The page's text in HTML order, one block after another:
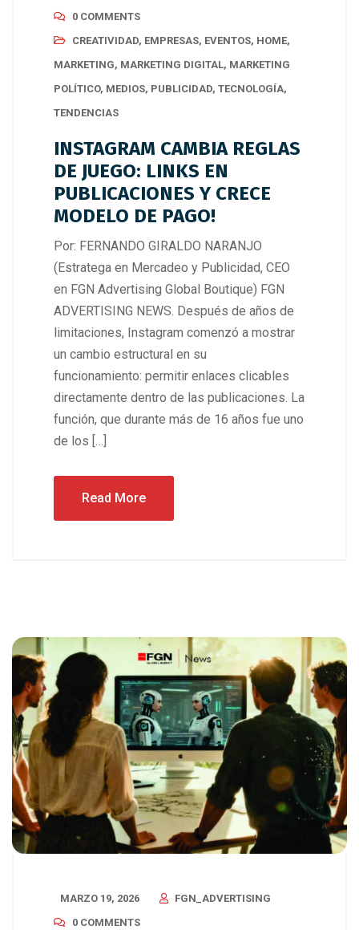
0 COMMENTS
CREATIVIDAD, EMPRESAS, EVENTOS, HOME,
MARKETING, MARKETING DIGITAL, MARKETING
POLÍTICO, MEDIOS, PUBLICIDAD, TECNOLOGÍA,
TENDENCIAS
INSTAGRAM CAMBIA REGLAS
DE JUEGO: LINKS EN
PUBLICACIONES Y CRECE
MODELO DE PAGO!
Por: FERNANDO GIRALDO NARANJO
(Estratega en Mercadeo y Publicidad, CEO
en FGN Advertising Global Boutique) FGN
ADVERTISING NEWS. Después de años de
limitaciones, Instagram comenzó a mostrar
un cambio estructural en su
funcionamiento: permitir enlaces clicables
directamente dentro de las publicaciones. La
función, que durante más de 16 años fue uno
de los […]
Read More
MARZO 19, 2026
FGN_ADVERTISING
0 COMMENTS